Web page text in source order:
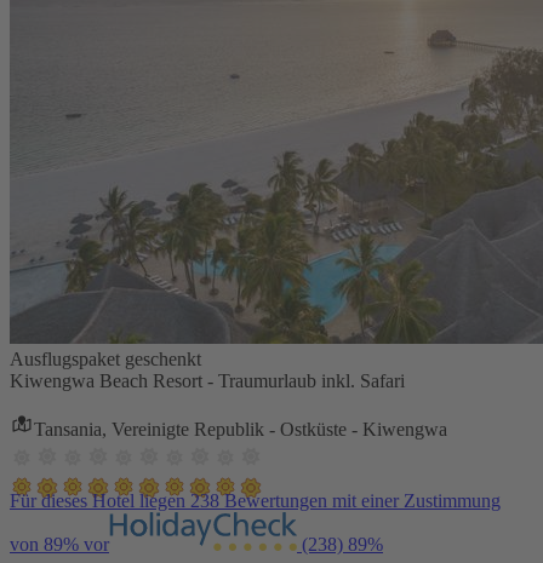
Ausflugspaket geschenkt
Kiwengwa Beach Resort - Traumurlaub inkl. Safari
Tansania, Vereinigte Republik - Ostküste - Kiwengwa
Für dieses Hotel liegen 238 Bewertungen mit einer Zustimmung
von 89% vor (238) 89%